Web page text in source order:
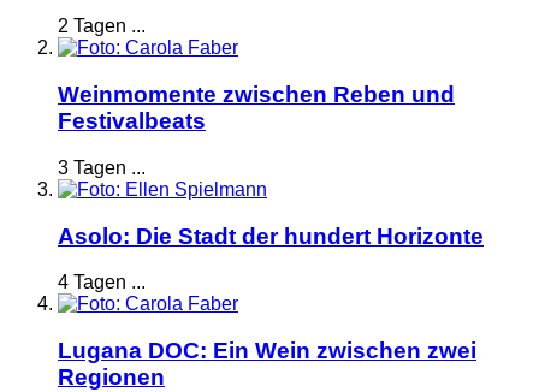
2 Tagen ...
Weinmomente zwischen Reben und
Festivalbeats
3 Tagen ...
Asolo: Die Stadt der hundert Horizonte
4 Tagen ...
Lugana DOC: Ein Wein zwischen zwei
Regionen